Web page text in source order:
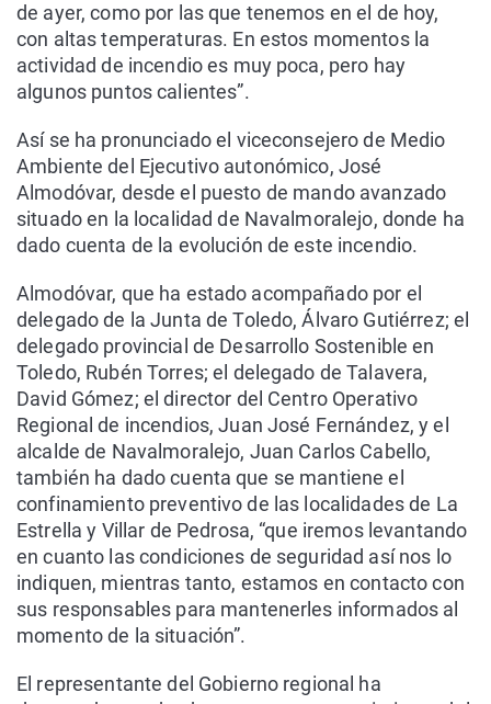
de ayer, como por las que tenemos en el de hoy,
con altas temperaturas. En estos momentos la
actividad de incendio es muy poca, pero hay
algunos puntos calientes”.
Así se ha pronunciado el viceconsejero de Medio
Ambiente del Ejecutivo autonómico, José
Almodóvar, desde el puesto de mando avanzado
situado en la localidad de Navalmoralejo, donde ha
dado cuenta de la evolución de este incendio.
Almodóvar, que ha estado acompañado por el
delegado de la Junta de Toledo, Álvaro Gutiérrez; el
delegado provincial de Desarrollo Sostenible en
Toledo, Rubén Torres; el delegado de Talavera,
David Gómez; el director del Centro Operativo
Regional de incendios, Juan José Fernández, y el
alcalde de Navalmoralejo, Juan Carlos Cabello,
también ha dado cuenta que se mantiene el
confinamiento preventivo de las localidades de La
Estrella y Villar de Pedrosa, “que iremos levantando
en cuanto las condiciones de seguridad así nos lo
indiquen, mientras tanto, estamos en contacto con
sus responsables para mantenerles informados al
momento de la situación”.
El representante del Gobierno regional ha